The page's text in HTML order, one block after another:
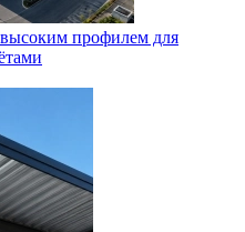
профилем для